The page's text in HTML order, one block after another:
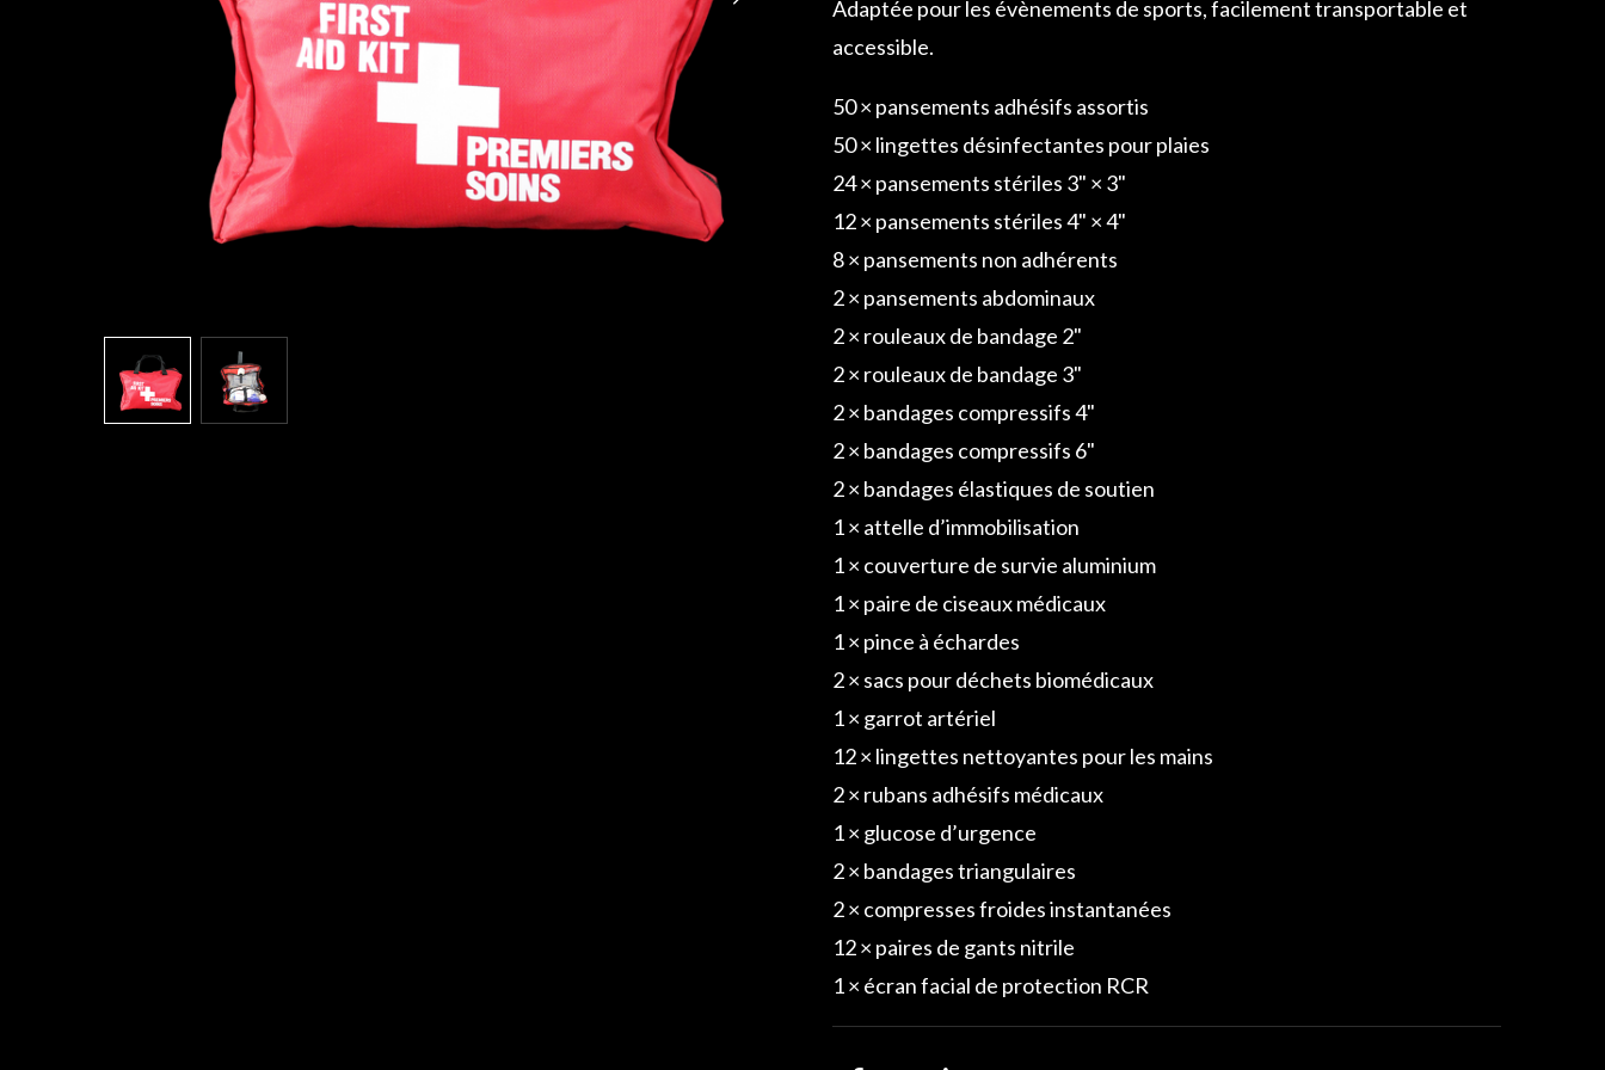
Adaptée pour les évènements de sports, facilement transportable et
accessible.
50 × pansements adhésifs assortis
50 × lingettes désinfectantes pour plaies
24 × pansements stériles 3" × 3"
12 × pansements stériles 4" × 4"
8 × pansements non adhérents
2 × pansements abdominaux
2 × rouleaux de bandage 2"
2 × rouleaux de bandage 3"
2 × bandages compressifs 4"
2 × bandages compressifs 6"
2 × bandages élastiques de soutien
1 × attelle d’immobilisation
1 × couverture de survie aluminium
1 × paire de ciseaux médicaux
1 × pince à échardes
2 × sacs pour déchets biomédicaux
1 × garrot artériel
12 × lingettes nettoyantes pour les mains
2 × rubans adhésifs médicaux
1 × glucose d’urgence
2 × bandages triangulaires
2 × compresses froides instantanées
12 × paires de gants nitrile
1 × écran facial de protection RCR